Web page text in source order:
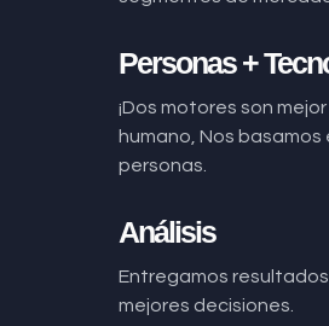
Personas +
¡Dos motores son
humano, Nos
personas.
Análisis
Entregamos
mejores decisiones.